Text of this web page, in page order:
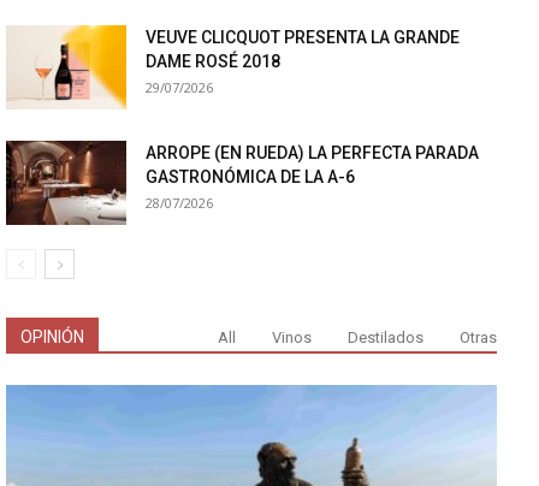
VEUVE CLICQUOT PRESENTA LA GRANDE
DAME ROSÉ 2018
29/07/2026
ARROPE (EN RUEDA) LA PERFECTA PARADA
GASTRONÓMICA DE LA A-6
28/07/2026
OPINIÓN All Vinos Destilados Otras